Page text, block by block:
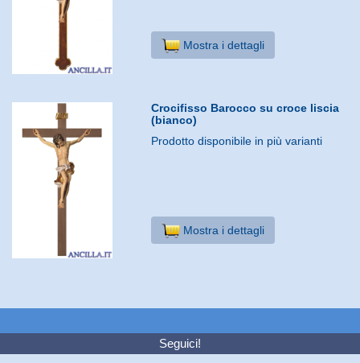
Mostra i dettagli
Crocifisso Barocco su croce liscia
(bianco)
Prodotto disponibile in più varianti
Mostra i dettagli
Seguici!